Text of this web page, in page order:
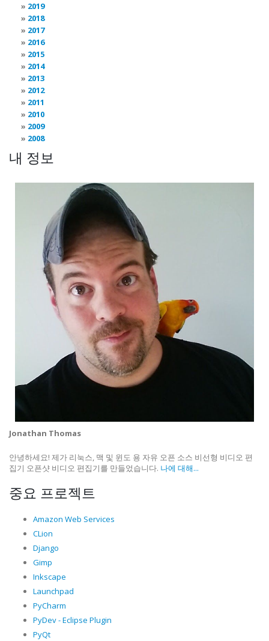
2019
2018
2017
2016
2015
2014
2013
2012
2011
2010
2009
2008
내 정보
Jonathan Thomas
안녕하세요! 제가 리눅스, 맥 및 윈도 용 자유 오픈 소스 비선형 비디오 편
집기 오픈샷 비디오 편집기를 만들었습니다. 나에 대해...
중요 프로젝트
Amazon Web Services
CLion
Django
Gimp
Inkscape
Launchpad
PyCharm
PyDev - Eclipse Plugin
PyQt